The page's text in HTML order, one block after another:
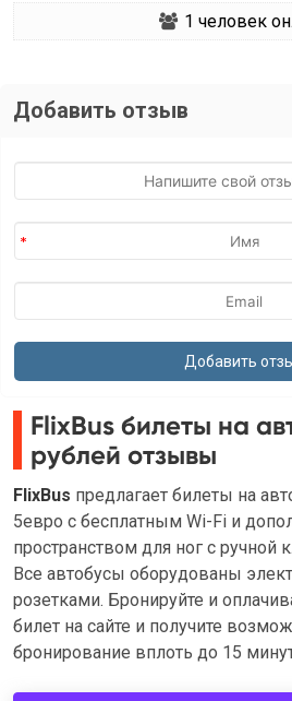
1 человек
Добавить отзыв
FlixBus билеты на
рублей отзывы
FlixBus предлагает билеты на
5евро с бесплатным Wi-Fi и
пространством для ног с
Все автобусы оборудованы
розетками. Бронируйте и
билет на сайте и получите
бронирование вплоть до 15